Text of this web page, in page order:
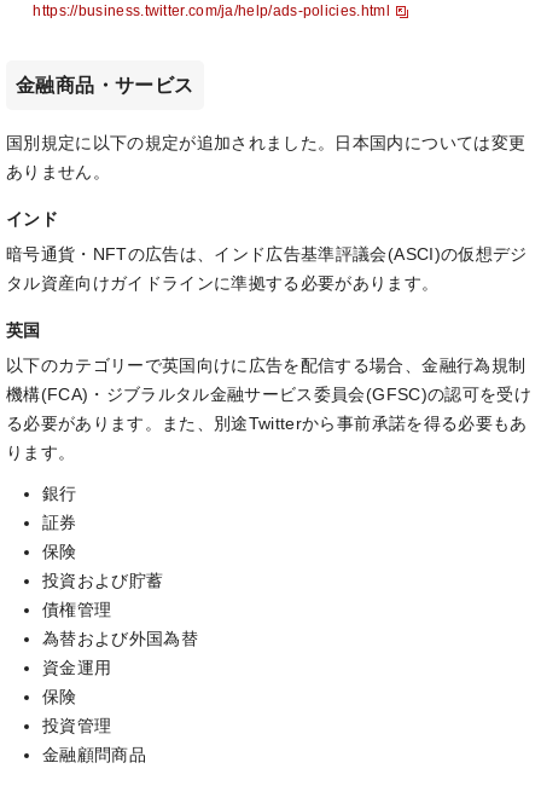
https://business.twitter.com/ja/help/ads-policies.html
金融商品・サービス
国別規定に以下の規定が追加されました。日本国内については変更
ありません。
インド
暗号通貨・NFTの広告は、インド広告基準評議会(ASCI)の仮想デジ
タル資産向けガイドラインに準拠する必要があります。
英国
以下のカテゴリーで英国向けに広告を配信する場合、金融行為規制
機構(FCA)・ジブラルタル金融サービス委員会(GFSC)の認可を受け
る必要があります。また、別途Twitterから事前承諾を得る必要もあ
ります。
銀行
証券
保険
投資および貯蓄
債権管理
為替および外国為替
資金運用
保険
投資管理
金融顧問商品